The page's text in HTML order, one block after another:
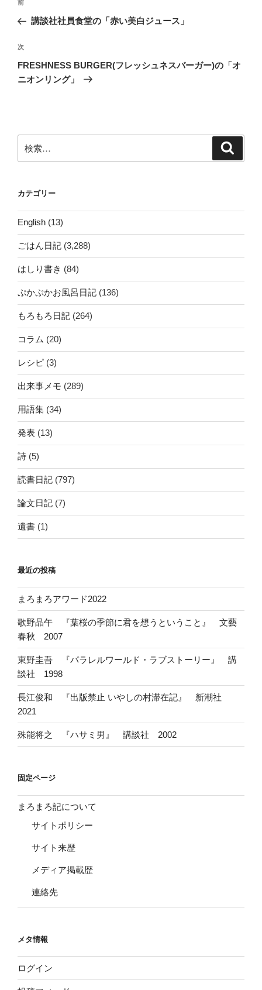
ナ
ビ
ゲ
ー
前
の
稿
前
講談社社員食堂の「赤い美白ジュース」
次
の
投
次
FRESHNESS BURGER(フレッシュネスバーガー)の「オ
ニオンリング」
索:
カテゴリー
English (13)
ごはん日記 (3,288)
はしり書き (84)
ぷかぷかお風呂日記 (136)
もろもろ日記 (264)
コラム (20)
レシピ (3)
出来事メモ (289)
用語集 (34)
発表 (13)
詩 (5)
読書日記 (797)
論文日記 (7)
遺書 (1)
最近の投稿
まろまろアワード2022
歌野晶午 『葉桜の季節に君を想うということ』 文藝
春秋 2007
東野圭吾 『パラレルワールド・ラブストーリー』 講
談社 1998
長江俊和 『出版禁止 いやしの村滞在記』 新潮社
2021
殊能将之 『ハサミ男』 講談社 2002
固定ページ
まろまろ記について
サイトポリシー
サイト来歴
メディア掲載歴
連絡先
メタ情報
ログイン